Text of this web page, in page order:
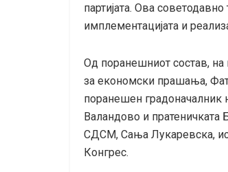
партијата. Ова
имплементацијата и
Од поранешниот состав,
за економски прашања,
поранешен
Валандово и пратеничката
СДСМ, Сања Лукаревска,
Конгрес.